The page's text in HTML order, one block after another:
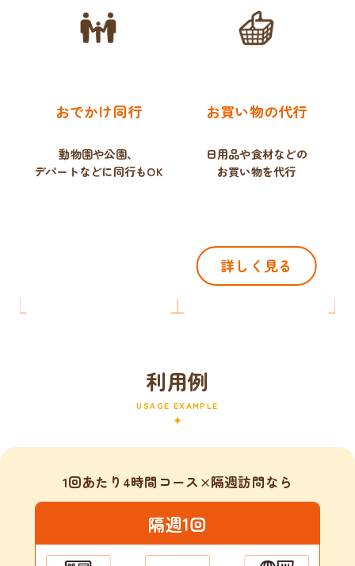
おでかけ同行
動物園や公園、
デパートなどに同行もOK
お買い物の代行
日用品や食材などの
お買い物を代行
詳しく見る
利用例
USAGE EXAMPLE
1回あたり4時間コース×隔週訪問なら
隔週1回